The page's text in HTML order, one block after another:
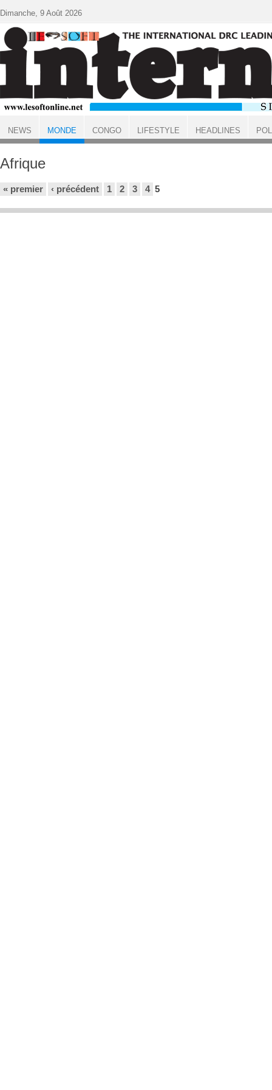
ACCUEIL MONDE
Afrique
« premier ‹ précédent 1 2 3 4 5
Dimanche, 9 Août 2026
NEWS MONDE CONGO LIFESTYLE HEADLINES